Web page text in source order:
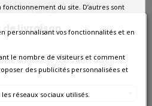
de livraison
varier en fonction du
France
Bordeaux
Pomerol
du site. D’autres sont
personnalisant vos fonctionnalités et en
le nombre de visiteurs et comment
des publicités personnalisées et
réseaux sociaux utilisés.